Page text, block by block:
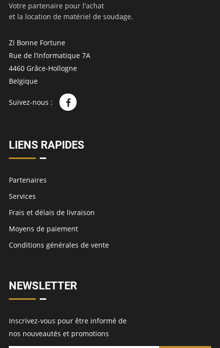
Votre partenaire pour l'achat
et la location de matériel de soudage.
ZI Bonne Fortune
Rue de l’Informatique 7A
4460 Grâce-Hollogne
Belgique
Suivez-nous :
LIENS RAPIDES
Partenaires
Services
Frais et délais de livraison
Moyens de paiement
Conditions générales de vente
NEWSLETTER
Inscrivez-vous pour être informé de
nos nouveautés et promotions